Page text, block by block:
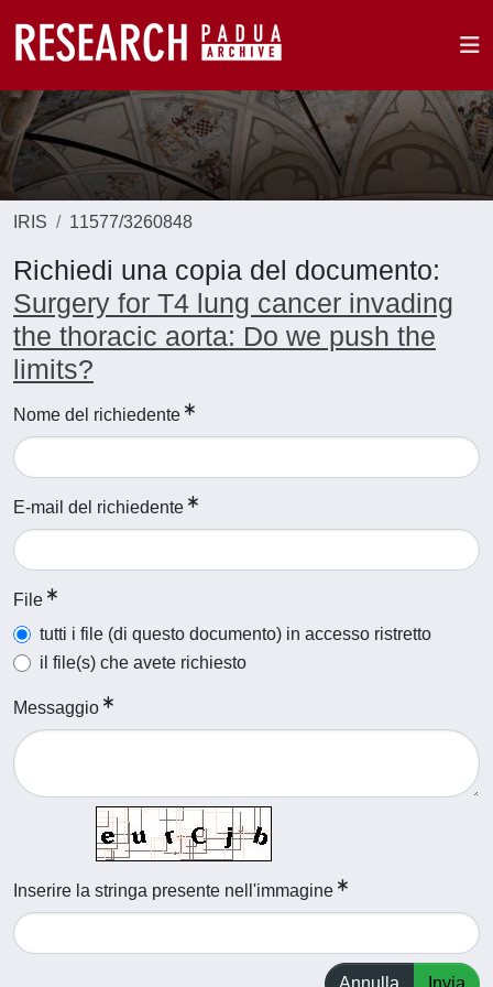
IRIS 11577/3260848
Richiedi una copia del documento:
Surgery for T4 lung cancer invading
the thoracic aorta: Do we push the
limits?
Nome del richiedente
E-mail del richiedente
File
tutti i file (di questo documento) in accesso ristretto
il file(s) che avete richiesto
Messaggio
Inserire la stringa presente nell'immagine
Annulla Invia